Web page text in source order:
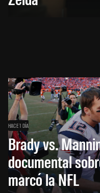
HACE 1 DÍA
Brady vs.
documental
marcó la NFL